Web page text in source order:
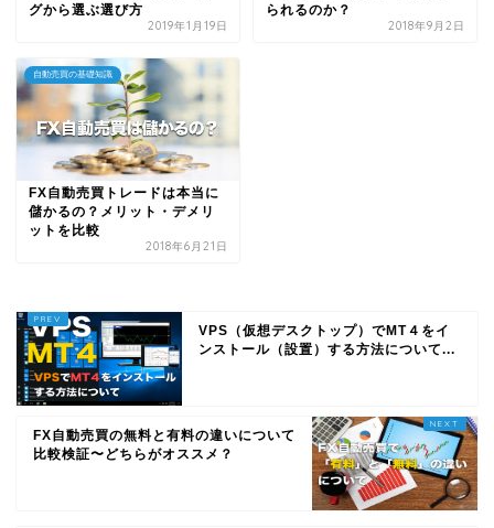
グから選ぶ選び方
2019年1月19日
られるのか？
2018年9月2日
自動売買の基礎知識
FX自動売買トレードは本当に
儲かるの？メリット・デメリ
ットを比較
2018年6月21日
VPS（仮想デスクトップ）でMT４をイ
ンストール（設置）する方法について...
FX自動売買の無料と有料の違いについて
比較検証〜どちらがオススメ？